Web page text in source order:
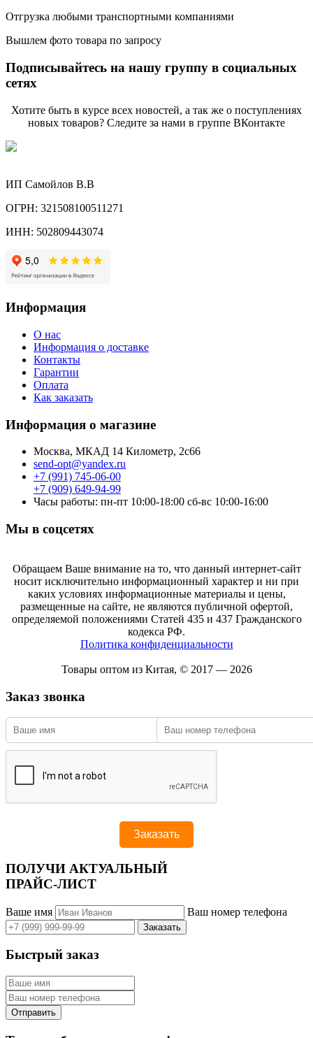
Отгрузка любыми транспортными компаниями
Вышлем фото товара по запросу
Подписывайтесь на нашу группу в социальных
сетях
Хотите быть в курсе всех новостей, а так же о поступлениях
новых товаров? Следите за нами в группе ВКонтакте
ИП Самойлов В.В
ОГРН: 321508100511271
ИНН: 502809443074
Информация
О нас
Информация о доставке
Контакты
Гарантии
Оплата
Как заказать
Информация о магазине
Москва, МКАД 14 Километр, 2с66
send-opt@yandex.ru
+7 (991) 745-06-00
+7 (909) 649-94-99
Часы работы: пн-пт 10:00-18:00 сб-вс 10:00-16:00
Мы в соцсетях
Обращаем Ваше внимание на то, что данный интернет-сайт
носит исключительно информационный характер и ни при
каких условиях информационные материалы и цены,
размещенные на сайте, не являются публичной офертой,
определяемой положениями Статей 435 и 437 Гражданского
кодекса РФ.
Политика конфиденциальности
Товары оптом из Китая, © 2017 — 2026
Заказ звонка
ПОЛУЧИ АКТУАЛЬНЫЙ
ПРАЙС-ЛИСТ
Ваше имя Ваш номер телефона
Быстрый заказ